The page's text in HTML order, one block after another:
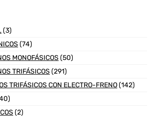
(3)
(74)
MONOFÁSICOS (50)
TRIFÁSICOS (291)
TRIFÁSICOS CON ELECTRO-FRENO(142)
(2)